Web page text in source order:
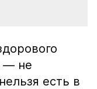
— не
есть в